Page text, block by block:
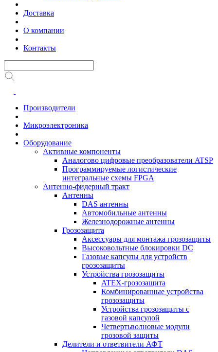
Доставка
О компании
Контакты
Производители
Микроэлектроника
Оборудование
Активные компоненты
Аналогово цифровые преобразователи ATSP
Программируемые логистические
интегральные схемы FPGA
Антенно-фидерный тракт
Антенны
DAS антенны
Автомобильные антенны
Железнодорожные антенны
Грозозащита
Аксессуары для монтажа грозозащиты
Высоковольтные блокировки DC
Газовые капсулы для устройств
грозозащиты
Устройства грозозащиты
ATEX-грозозащита
Комбинированные устройства
грозозащиты
Устройства грозозащиты с
газовой капсулой
Четвертьволновые модули
грозовой защиты
Делители и ответвители АФТ